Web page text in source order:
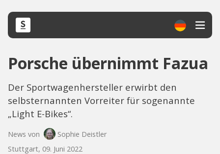
Porsche übernimmt Fazua
Der Sportwagenhersteller erwirbt den
selbsternannten Vorreiter für sogenannte
„Light E-Bikes“.
News von
Sophie Deistler
Stuttgart, 09. Juni 2022